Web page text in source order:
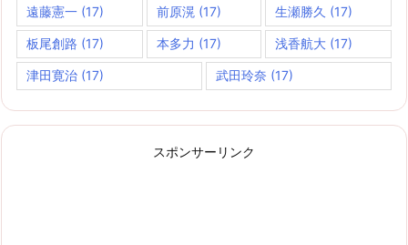
遠藤憲一 (17) 前原滉 (17) 生瀬勝久 (17)
板尾創路 (17) 本多力 (17) 浅香航大(17)
津田寛治 (17) 武田玲奈 (17)
スポンサーリンク